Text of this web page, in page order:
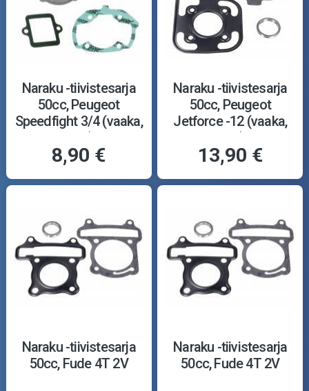
Naraku -tiivistesarja
50cc, Peugeot
Speedfight 3/4 (vaaka,
vesi)
8,90 €
Naraku -tiivistesarja
50cc, Peugeot
Jetforce -12 (vaaka,
vesi)
13,90 €
Naraku -tiivistesarja
50cc, Fude 4T 2V
Naraku -tiivistesarja
50cc, Fude 4T 2V